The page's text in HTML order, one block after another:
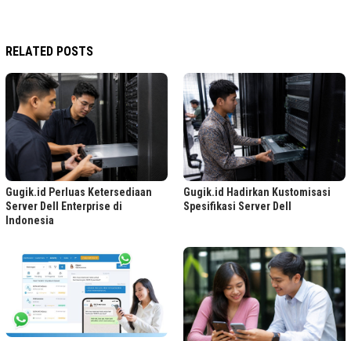
RELATED POSTS
Gugik.id Perluas Ketersediaan
Server Dell Enterprise di
Indonesia
Gugik.id Hadirkan Kustomisasi
Spesifikasi Server Dell